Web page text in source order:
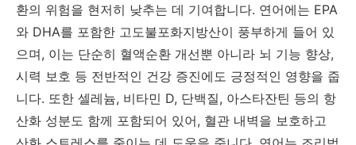
환의 위험을 현저히 낮추는 데 기여합니다. 연어에는 EPA
와 DHA를 포함한 고도불포화지방산이 풍부하게 들어 있
으며, 이는 단순히 혈액순환 개선뿐 아니라 뇌 기능 향상,
시력 보호 등 전반적인 건강 증진에도 긍정적인 영향을 줍
니다. 또한 셀레늄, 비타민 D, 단백질, 아스타잔틴 등의 항
산화 성분도 함께 포함되어 있어, 혈관 내벽을 보호하고